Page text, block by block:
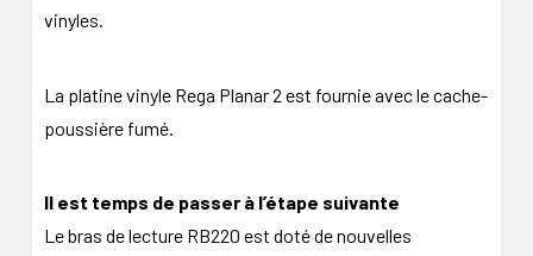
vinyles.
La platine vinyle Rega Planar 2 est fournie avec le cache-
poussière fumé.
Il est temps de passer à l’étape suivante
Le bras de lecture RB220 est doté de nouvelles